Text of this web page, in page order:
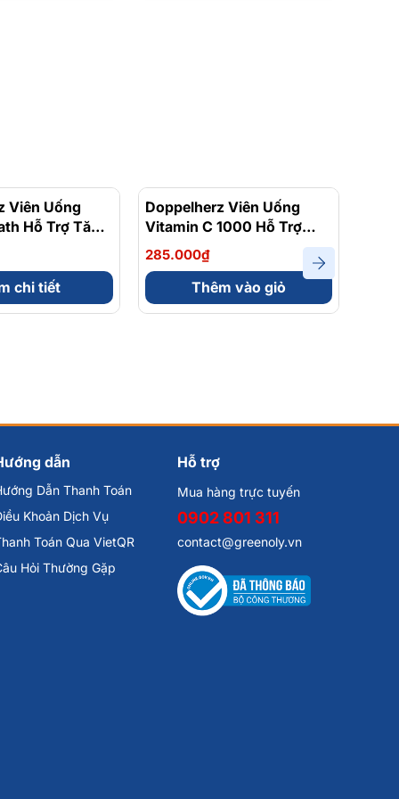
Viên Uống
Hỗ Trợ Tăng
Năng Phổi
chi tiết
Doppelherz Viên Uống
Vitamin C 1000 Hỗ Trợ
Tăng Cường Sức Đề Kháng
Hộp 30 Viên
285.000₫
Thêm vào giỏ
dẫn
Dẫn Thanh Toán
Khoản Dịch Vụ
Toán Qua VietQR
Hỏi Thường Gặp
Hỗ trợ
Mua hàng trực tuyến
0902 801 311
contact@greenoly.vn